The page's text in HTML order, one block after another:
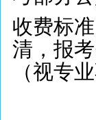
收费标
清，报
（视专